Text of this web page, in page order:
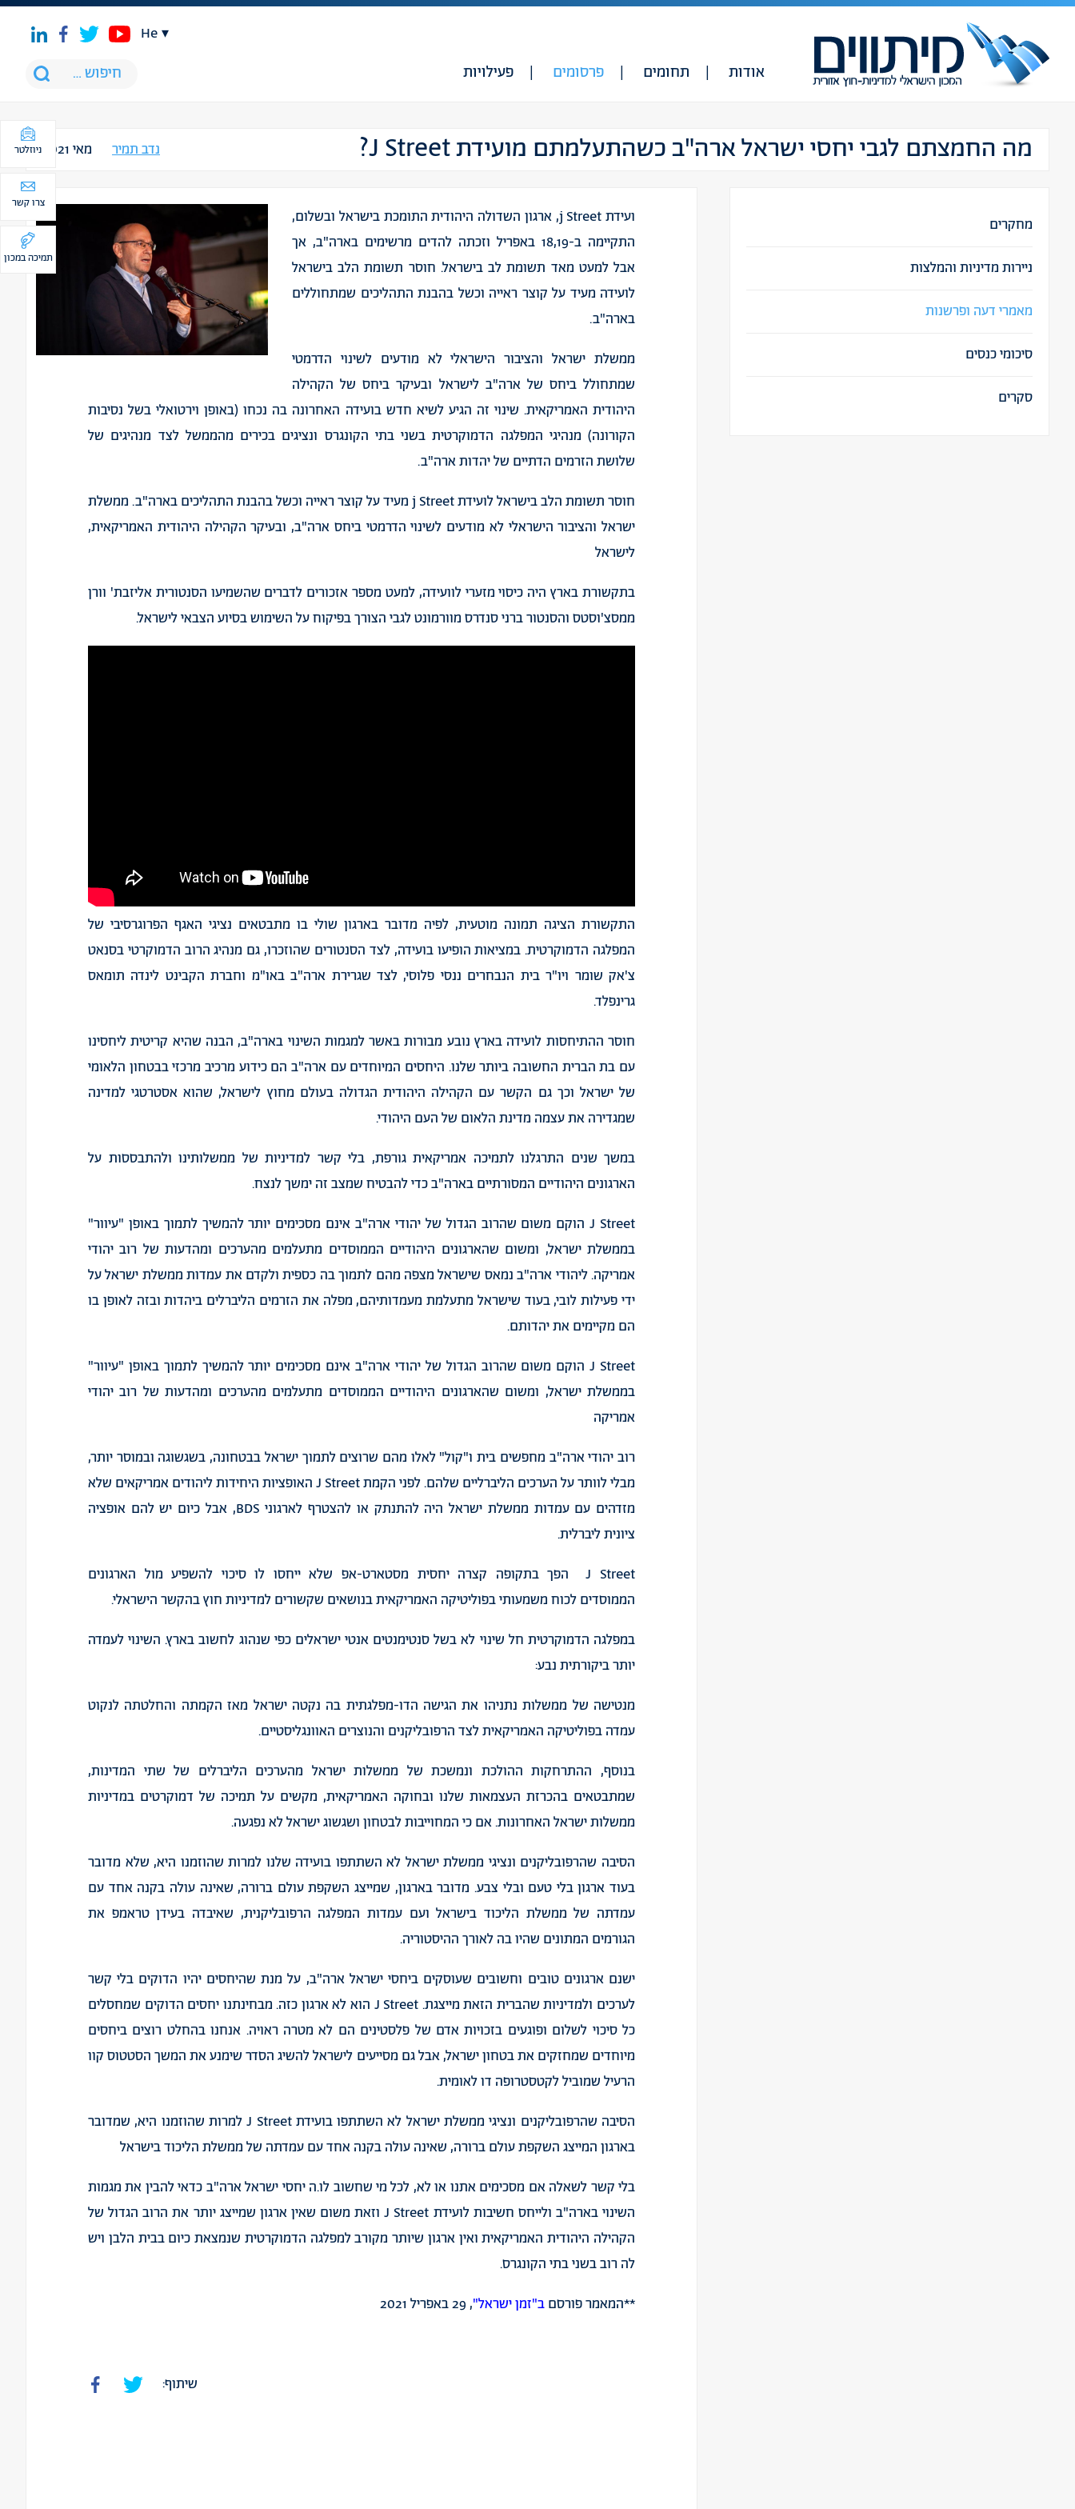
אודות תחומים פרסומים פעילויות
he
מה החמצתם לגבי יחסי ישראל ארה"ב כשהתעלמתם מועידת J Street? נדב תמיר מאי 2021
ועידת j Street, ארגון השדולה היהודית התומכת בישראל ובשלום,
התקיימה ב-18,19 באפריל וזכתה להדים מרשימים בארה"ב, אך
אבל למעט מאד תשומת לב בישראל. חוסר תשומת הלב בישראל
לועידה מעיד על קוצר ראייה וכשל בהבנת התהליכים שמתחוללים
בארה"ב.
ממשלת ישראל והציבור הישראלי לא מודעים לשינוי הדרמטי
שמתחולל ביחס של ארה"ב לישראל ובעיקר ביחס של הקהילה
היהודית האמריקאית. שינוי זה הגיע לשיא חדש בועידה האחרונה בה נכחו (באופן וירטואלי בשל נסיבות
הקורונה) מנהיגי המפלגה הדמוקרטית בשני בתי הקונגרס ונציגים בכירים מהממשל לצד מנהיגים של
שלושת הזרמים הדתיים של יהדות ארה"ב.
חוסר תשומת הלב בישראל לועידת j Street מעיד על קוצר ראייה וכשל בהבנת התהליכים בארה"ב. ממשלת
ישראל והציבור הישראלי לא מודעים לשינוי הדרמטי ביחס ארה"ב, ובעיקר הקהילה היהודית האמריקאית,
לישראל
בתקשורת בארץ היה כיסוי מזערי לוועידה, למעט מספר אזכורים לדברים שהשמיעו הסנטורית אליזבת' וורן
ממסצ'וסטס והסנטור ברני סנדרס מוורמונט לגבי הצורך בפיקוח על השימוש בסיוע הצבאי לישראל.
התקשורת הציגה תמונה מוטעית, לפיה מדובר בארגון שולי בו מתבטאים נציגי האגף הפרוגרסיבי של
המפלגה הדמוקרטית. במציאות הופיעו בועידה, לצד הסנטורים שהוזכרו, גם מנהיג הרוב הדמוקרטי בסנאט
צ'אק שומר ויו"ר בית הנבחרים ננסי פלוסי, לצד שגרירת ארה"ב באו"מ וחברת הקבינט לינדה תומאס
גרינפלד.
חוסר ההתיחסות לועידה בארץ נובע מבורות באשר למגמות השינוי בארה"ב, הבנה שהיא קריטית ליחסינו
עם בת הברית החשובה ביותר שלנו. היחסים המיוחדים עם ארה"ב הם כידוע מרכיב מרכזי בבטחון הלאומי
של ישראל וכך גם הקשר עם הקהילה היהודית הגדולה בעולם מחוץ לישראל, שהוא אסטרטגי למדינה
שמגדירה את עצמה מדינת הלאום של העם היהודי.
במשך שנים התרגלנו לתמיכה אמריקאית גורפת, בלי קשר למדיניות של ממשלותינו ולהתבססות על
הארגונים היהודיים המסורתיים בארה"ב כדי להבטיח שמצב זה ימשך לנצח.
J Street הוקם משום שהרוב הגדול של יהודי ארה"ב אינם מסכימים יותר להמשיך לתמוך באופן "עיוור"
בממשלת ישראל, ומשום שהארגונים היהודיים הממוסדים מתעלמים מהערכים ומהדעות של רוב יהודי
אמריקה. ליהודי ארה"ב נמאס שישראל מצפה מהם לתמוך בה כספית ולקדם את עמדות ממשלת ישראל על
ידי פעילות לובי, בעוד שישראל מתעלמת מעמדותיהם, מפלה את הזרמים הליברלים ביהדות ובזה לאופן בו
הם מקיימים את יהדותם.
J Street הוקם משום שהרוב הגדול של יהודי ארה"ב אינם מסכימים יותר להמשיך לתמוך באופן "עיוור"
בממשלת ישראל, ומשום שהארגונים היהודיים הממוסדים מתעלמים מהערכים ומהדעות של רוב יהודי
אמריקה
רוב יהודי ארה"ב מחפשים בית ו"קול" לאלו מהם שרוצים לתמוך ישראל בבטחונה, בשגשוגה ובמוסר יותר,
מבלי לוותר על הערכים הליברליים שלהם. לפני הקמת J Street האופציות היחידות ליהודים אמריקאים שלא
מזדהים עם עמדות ממשלת ישראל היה להתנתק או להצטרף לארגוני BDS, אבל כיום יש להם אופציה
ציונית ליברלית.
J Street הפך בתקופה קצרה יחסית מסטארט-אפ שלא ייחסו לו סיכוי להשפיע מול הארגונים
הממוסדים לכוח משמעותי בפוליטיקה האמריקאית בנושאים שקשורים למדיניות חוץ בהקשר הישראלי.
במפלגה הדמוקרטית חל שינוי לא בשל סנטימנטים אנטי ישראלים כפי שנהוג לחשוב בארץ. השינוי לעמדה
יותר ביקורתית נבע:
מנטישה של ממשלות נתניהו את הגישה הדו-מפלגתית בה נקטה ישראל מאז הקמתה והחלטתה לנקוט
עמדה בפוליטיקה האמריקאית לצד הרפובליקנים והנוצרים האוונגליסטיים.
בנוסף, ההתרחקות ההולכת ונמשכת של ממשלות ישראל מהערכים הליברלים של שתי המדינות,
שמתבטאים בהכרזת העצמאות שלנו ובחוקה האמריקאית, מקשים על תמיכה של דמוקרטים במדיניות
ממשלות ישראל האחרונות. אם כי המחוייבות לבטחון ושגשוג ישראל לא נפגעה.
הסיבה שהרפובליקנים ונציגי ממשלת ישראל לא השתתפו בועידה שלנו למרות שהוזמנו היא, שלא מדובר
בעוד ארגון בלי טעם ובלי צבע. מדובר בארגון, שמייצג השקפת עולם ברורה, שאינה עולה בקנה אחד עם
עמדתה של ממשלת הליכוד בישראל ועם עמדות המפלגה הרפובליקנית, שאיבדה בעידן טראמפ את
הגורמים המתונים שהיו בה לאורך ההיסטוריה.
ישנם ארגונים טובים וחשובים שעוסקים ביחסי ישראל ארה"ב, על מנת שהיחסים יהיו הדוקים בלי קשר
לערכים ולמדיניות שהברית הזאת מייצגת. J Street הוא לא ארגון כזה. מבחינתנו יחסים הדוקים שמחסלים
כל סיכוי לשלום ופוגעים בזכויות אדם של פלסטינים הם לא מטרה ראויה. אנחנו בהחלט רוצים ביחסים
מיוחדים שמחזקים את בטחון ישראל, אבל גם מסייעים לישראל להשיג הסדר שימנע את המשך הסטטוס קוו
הרעיל שמוביל לקטסטרופה דו לאומית.
הסיבה שהרפובליקנים ונציגי ממשלת ישראל לא השתתפו בועידת J Street למרות שהוזמנו היא, שמדובר
בארגון המייצג השקפת עולם ברורה, שאינה עולה בקנה אחד עם עמדתה של ממשלת הליכוד בישראל
בלי קשר לשאלה אם מסכימים אתנו או לא, לכל מי שחשוב לו.ה יחסי ישראל ארה"ב כדאי להבין את מגמות
השינוי בארה"ב ולייחס חשיבות לועידת J Street וזאת משום שאין ארגון שמייצג יותר את הרוב הגדול של
הקהילה היהודית האמריקאית ואין ארגון שיותר מקורב למפלגה הדמוקרטית שנמצאת כיום בבית הלבן ויש
לה רוב בשני בתי הקונגרס.
**המאמר פורסם ב"זמן ישראל", 29 באפריל 2021
שיתוף:
מחקרים
ניירות מדיניות והמלצות
מאמרי דעה ופרשנות
סיכומי כנסים
סקרים
ניוזלטר
צרו קשר
תמיכה במכון